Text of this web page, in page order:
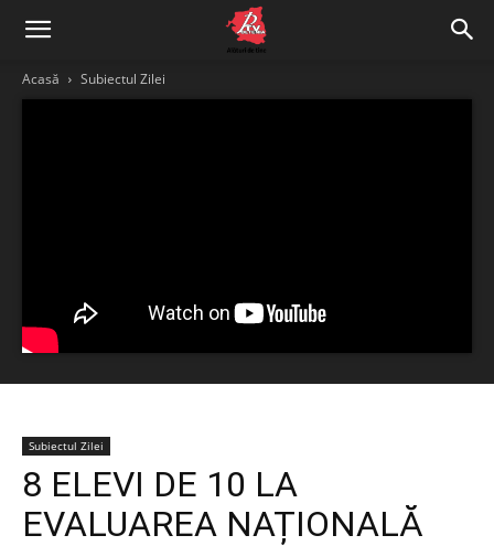
Acasă Subiectul Zilei
Subiectul Zilei
8 ELEVI DE 10 LA
EVALUAREA NAȚIONALĂ